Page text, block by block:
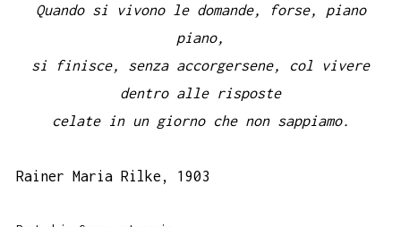
Quando si vivono le domande, forse, piano
piano,
si finisce, senza accorgersene, col vivere
dentro alle risposte
celate in un giorno che non sappiamo.
Rainer Maria Rilke, 1903